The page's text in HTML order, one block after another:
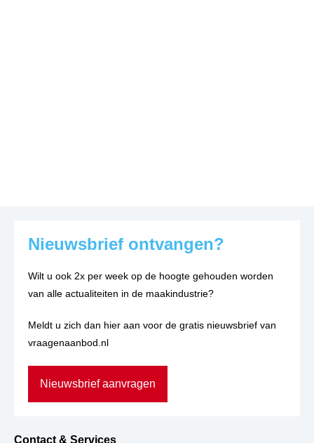
Nieuwsbrief ontvangen?
Wilt u ook 2x per week op de hoogte gehouden worden
van alle actualiteiten in de maakindustrie?
Meldt u zich dan hier aan voor de gratis nieuwsbrief van
vraagenaanbod.nl
Nieuwsbrief aanvragen
Contact & Services